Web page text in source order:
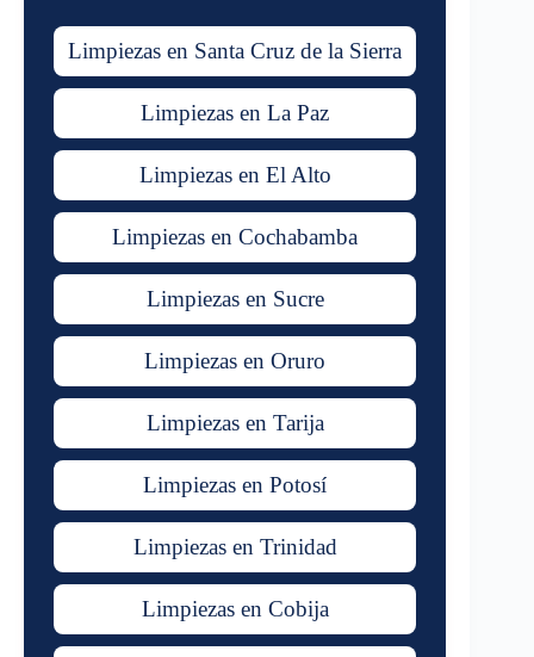
Limpiezas en Santa Cruz de la Sierra
Limpiezas en La Paz
Limpiezas en El Alto
Limpiezas en Cochabamba
Limpiezas en Sucre
Limpiezas en Oruro
Limpiezas en Tarija
Limpiezas en Potosí
Limpiezas en Trinidad
Limpiezas en Cobija